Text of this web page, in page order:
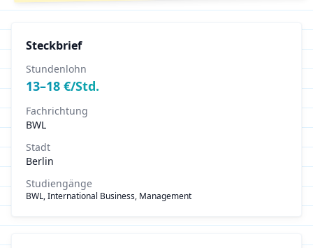
Steckbrief
Stundenlohn
13–18 €/Std.
Fachrichtung
BWL
Stadt
Berlin
Studiengänge
BWL, International Business, Management